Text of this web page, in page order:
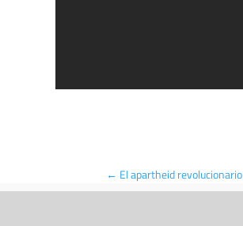
← El apartheid revolucionario